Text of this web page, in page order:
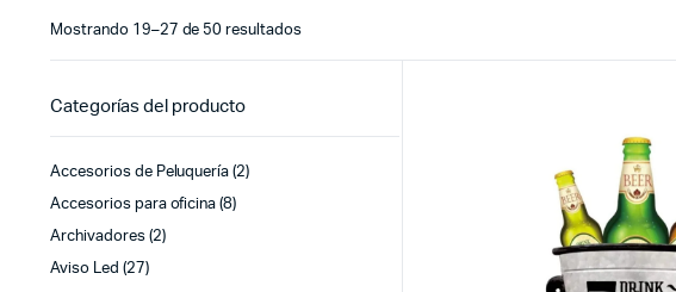
Mostrando 19–27 de 50 resultadosSorted
Categorías del producto
Accesorios de Peluquería (2)
Accesorios para oficina (8)
Archivadores (2)
Aviso Led (27)